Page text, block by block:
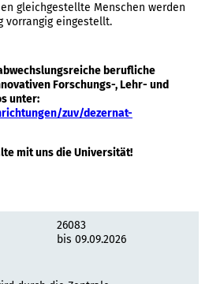
gleichgestellte Menschen werden
vorrangig eingestellt.
berufliche
Forschungs-, Lehr- und
unter:
zuv/dezernat-
mit uns die Universität!
26083
bis 09.09.2026